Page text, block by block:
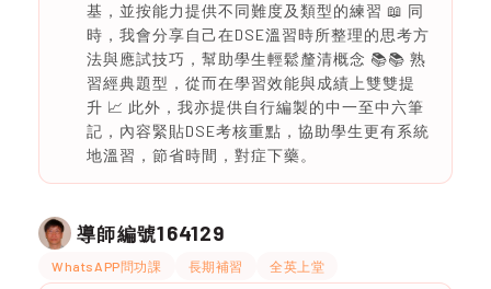
基，並按能力提供不同難度及類型的練習 📖 同
時，我會分享自己在DSE溫習時所整理的思考方
法與應試技巧，幫助學生輕鬆釐清概念 📚📚 熟
習經典題型，從而在學習效能與成績上雙雙提
升 📈 此外，我亦提供自行編製的中一至中六筆
記，內容緊貼DSE考核重點，協助學生更有系統
地溫習，節省時間，對症下藥。
導師編號164129
WhatsAPP問功課 長期補習 全英上堂